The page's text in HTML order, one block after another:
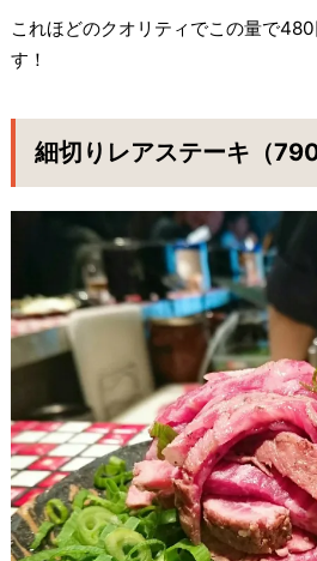
これほどのクオリティでこの量で
す！
細切りレアステーキ（790